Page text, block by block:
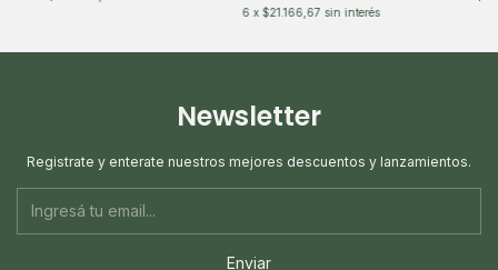
6 x $21.166,67 sin interés
Newsletter
Registrate y enterate nuestros mejores descuentos y lanzamientos.